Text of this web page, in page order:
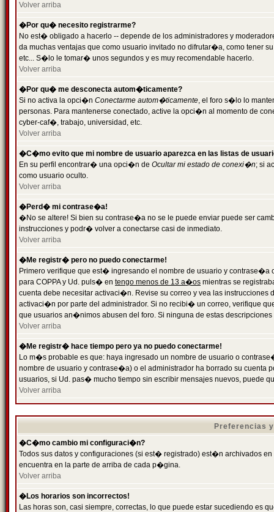
Volver arriba
�Por qu� necesito registrarme?
No est� obligado a hacerlo -- depende de los administradores y
da muchas ventajas que como usuario invitado no difrutar�a, como tener
etc... S�lo le tomar� unos segundos y es muy recomendable hacerlo.
Volver arriba
�Por qu� me desconecta autom�ticamente?
Si no activa la opci�n Conectarme autom�ticamente, el foro s�lo lo
personas. Para mantenerse conectado, active la opci�n al momento de
cyber-caf�, trabajo, universidad, etc.
Volver arriba
�C�mo evito que mi nombre de usuario aparezca en las listas de
En su perfil encontrar� una opci�n de Ocultar mi estado de conexi�n; si
como usuario oculto.
Volver arriba
�Perd� mi contrase�a!
�No se altere! Si bien su contrase�a no se le puede enviar puede ser
instrucciones y podr� volver a conectarse casi de inmediato.
Volver arriba
�Me registr� pero no puedo conectarme!
Primero verifique que est� ingresando el nombre de usuario y
para COPPA y Ud. puls� en tengo menos de 13 a�os mientras se
cuenta debe necesitar activaci�n. Revise su correo y vea las
activaci�n por parte del administrador. Si no recibi� un correo, verifique
que usuarios an�nimos abusen del foro. Si ninguna de estas
Volver arriba
�Me registr� hace tiempo pero ya no puedo conectarme!
Lo m�s probable es que: haya ingresado un nombre de usuario o
nombre de usuario y contrase�a) o el administrador ha borrado su
usuarios, si Ud. pas� mucho tiempo sin escribir mensajes nuevos, puede
Volver arriba
Preferencias
�C�mo cambio mi configuraci�n?
Todos sus datos y configuraciones (si est� registrado) est�n archivados
encuentra en la parte de arriba de cada p�gina.
Volver arriba
�Los horarios son incorrectos!
Las horas son, casi siempre, correctas, lo que puede estar sucediendo es